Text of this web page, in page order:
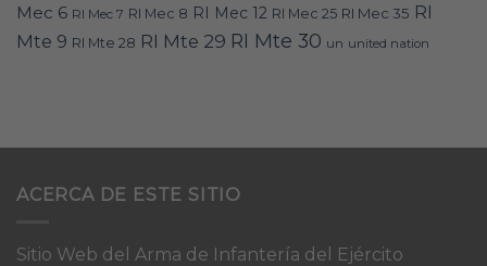
Mec 6 RI Mec 7 RI Mec 8 RI Mec 12 RI Mec 25 RI Mec 35 RI
Mte 9 RI Mte 28 RI Mte 29 RI Mte 30 un united nation
ACERCA DE ESTE SITIO
Sitio Web del Arma de Infantería del Ejército